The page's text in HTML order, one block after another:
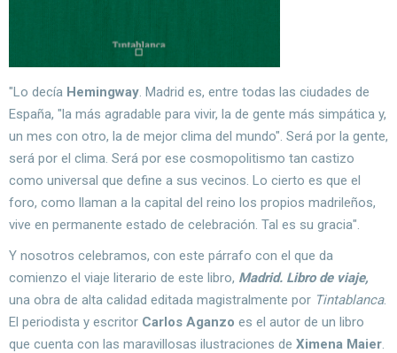
"Lo decía Hemingway. Madrid es, entre todas las ciudades de
España, "la más agradable para vivir, la de gente más simpática y,
un mes con otro, la de mejor clima del mundo". Será por la gente,
será por el clima. Será por ese cosmopolitismo tan castizo
como universal que define a sus vecinos. Lo cierto es que el
foro, como llaman a la capital del reino los propios madrileños,
vive en permanente estado de celebración. Tal es su gracia".
Y nosotros celebramos, con este párrafo con el que da
comienzo el viaje literario de este libro, Madrid. Libro de viaje,
una obra de alta calidad editada magistralmente por Tintablanca.
El periodista y escritor Carlos Aganzo es el autor de un libro
que cuenta con las maravillosas ilustraciones de Ximena Maier.